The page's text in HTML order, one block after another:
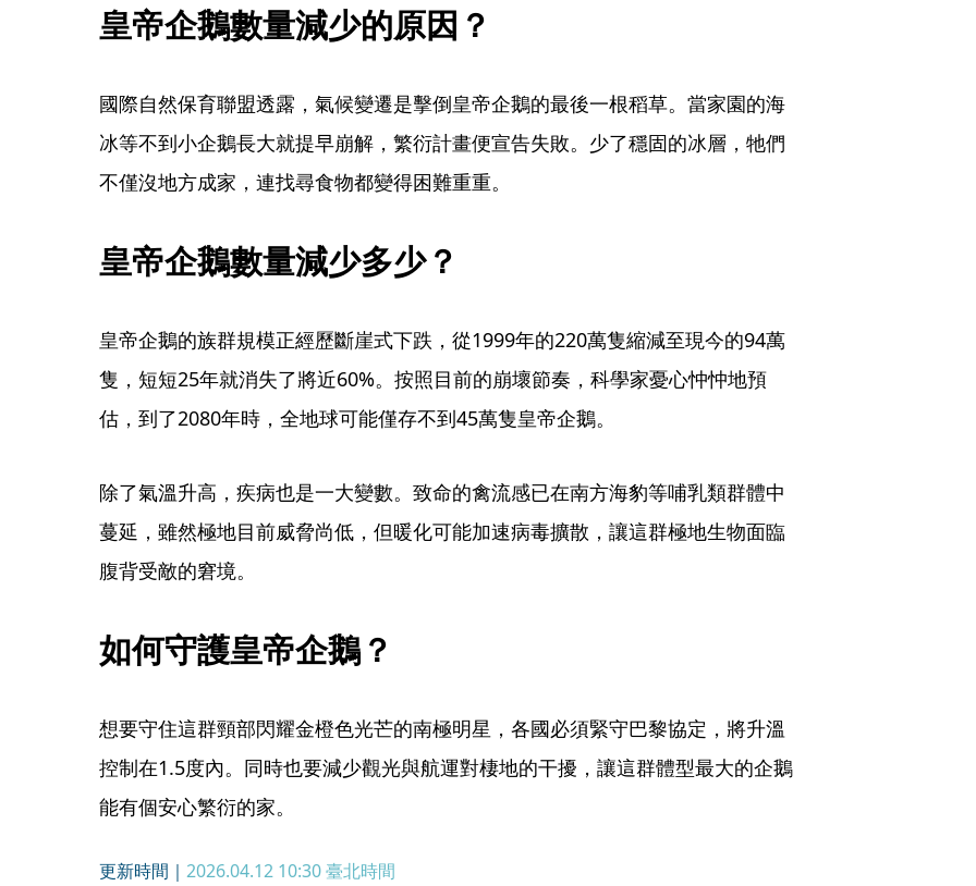
皇帝企鵝數量減少的原因？
國際自然保育聯盟透露，氣候變遷是擊倒皇帝企鵝的最後一根稻草。當家園的海
冰等不到小企鵝長大就提早崩解，繁衍計畫便宣告失敗。少了穩固的冰層，牠們
不僅沒地方成家，連找尋食物都變得困難重重。
皇帝企鵝數量減少多少？
皇帝企鵝的族群規模正經歷斷崖式下跌，從1999年的220萬隻縮減至現今的94萬
隻，短短25年就消失了將近60%。按照目前的崩壞節奏，科學家憂心忡忡地預
估，到了2080年時，全地球可能僅存不到45萬隻皇帝企鵝。
除了氣溫升高，疾病也是一大變數。致命的禽流感已在南方海豹等哺乳類群體中
蔓延，雖然極地目前威脅尚低，但暖化可能加速病毒擴散，讓這群極地生物面臨
腹背受敵的窘境。
如何守護皇帝企鵝？
想要守住這群頸部閃耀金橙色光芒的南極明星，各國必須緊守巴黎協定，將升溫
控制在1.5度內。同時也要減少觀光與航運對棲地的干擾，讓這群體型最大的企鵝
能有個安心繁衍的家。
更新時間｜ 2026.04.12 10:30臺北時間